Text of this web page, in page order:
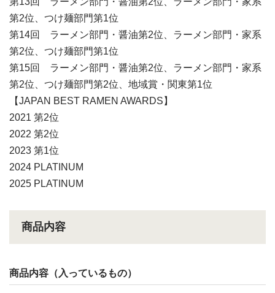
第2位、つけ麺部門第1位
第14回 ラーメン部門・醤油第2位、ラーメン部門・家系
第2位、つけ麺部門第1位
第15回 ラーメン部門・醤油第2位、ラーメン部門・家系
第2位、つけ麺部門第2位、地域賞・関東第1位
【JAPAN BEST RAMEN AWARDS】
2021 第2位
2022 第2位
2023 第1位
2024 PLATINUM
2025 PLATINUM
商品内容
商品内容（入っているもの）